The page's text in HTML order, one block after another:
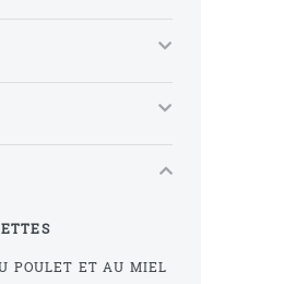
POULET ET AU MIEL